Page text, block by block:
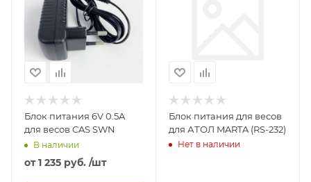
Блок питания 6V 0.5A
для весов CAS SWN
В наличии
от1 235 руб. /шт
Блок питания для весов
для АТОЛ MARTA (RS-232)
Нет в наличии